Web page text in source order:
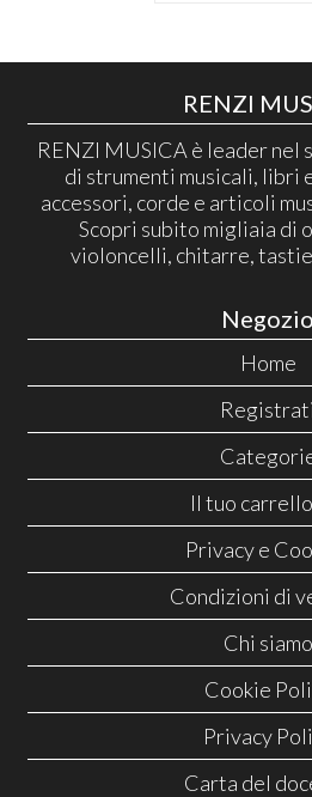
RENZI
RENZI MUSICA è leader
di strumenti musicali, libri
accessori, corde e articoli
Scopri subito migliaia di
violoncelli, chitarre,
Negozio
Home
Registrati
Il tuo carrello
Privacy e
Condizioni di
Chi siamo
Cookie
Privacy
Carta del